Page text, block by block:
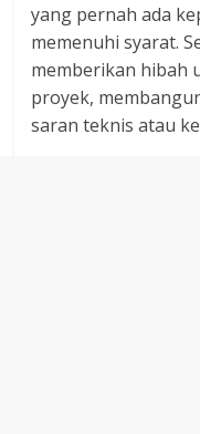
yang pernah ada
memenuhi syarat.
memberikan hibah
proyek,
saran teknis atau